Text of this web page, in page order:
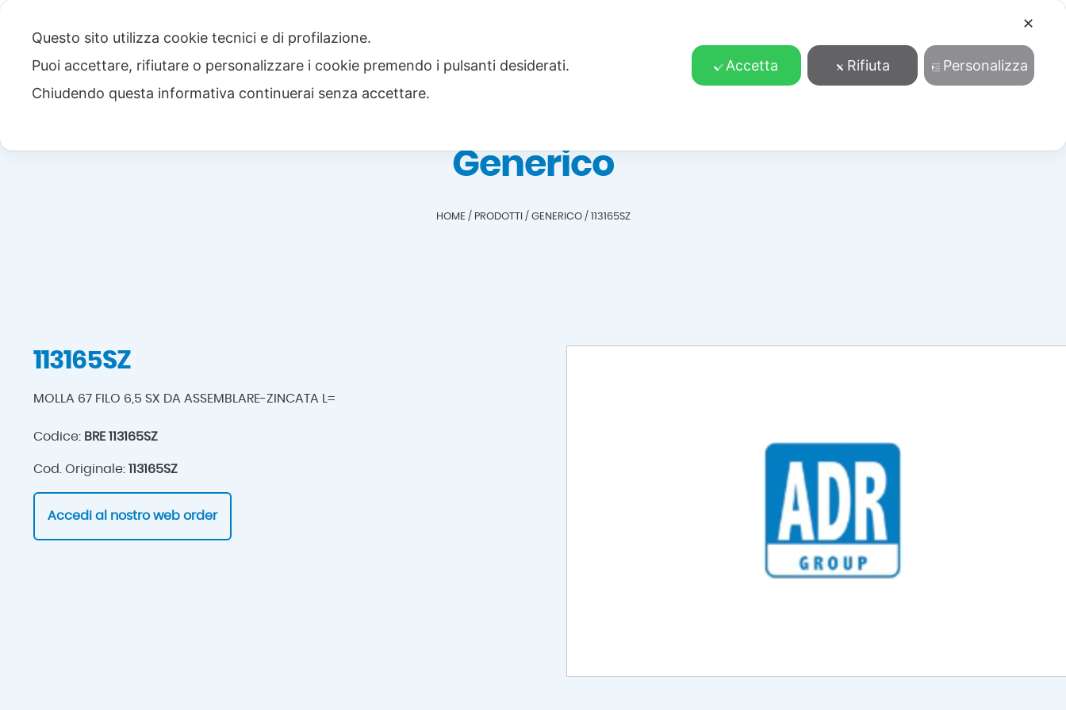
Download Cosa facciamo Contatti Accedi/Registrati
Generico
HOME / PRODOTTI / GENERICO/ 113165SZ
113165SZ
MOLLA 67 FILO 6,5 SX DA ASSEMBLARE-ZINCATA L=
Codice: BRE 113165SZ
Cod. Originale: 113165SZ
Accedi al nostro web order
✕
Questo sito utilizza cookie tecnici e di profilazione.
Puoi accettare, rifiutare o personalizzare i cookie premendo i pulsanti desiderati.
Chiudendo questa informativa continuerai senza accettare.
Accetta Rifiuta Personalizza